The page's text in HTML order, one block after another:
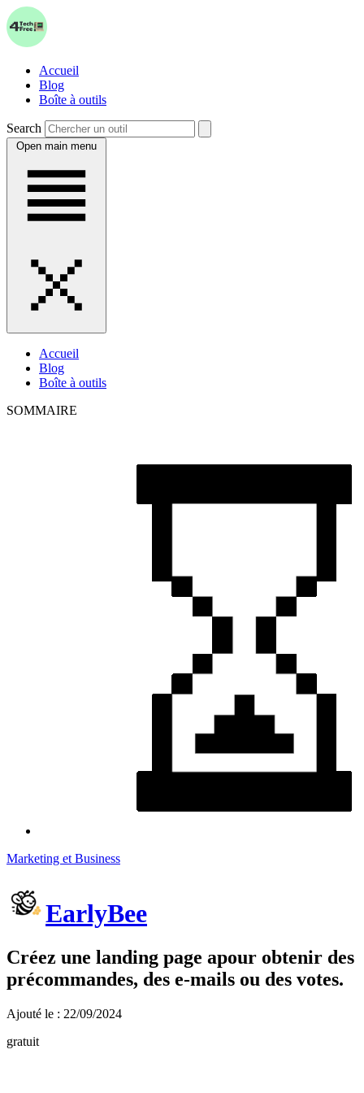
Accueil
Blog
Boîte à outils
Search
Open main menu
Accueil
Blog
Boîte à outils
SOMMAIRE
Marketing et Business
EarlyBee
Créez une landing page apour obtenir des
précommandes, des e-mails ou des votes.
Ajouté le : 22/09/2024
gratuit